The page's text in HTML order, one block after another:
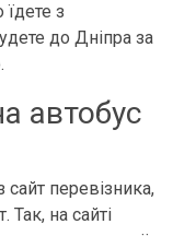
з
до Дніпра за
автобус
перевізника,
Так, на сайті